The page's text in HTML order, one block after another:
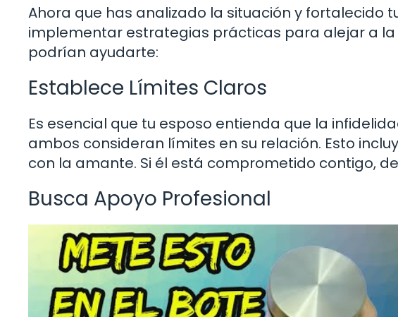
Ahora que has analizado la situación y fortalecido
implementar estrategias prácticas para alejar a
podrían ayudarte:
Establece Límites Claros
Es esencial que tu esposo entienda que la
ambos consideran límites en su relación. Esto
con la amante. Si él está comprometido contigo,
Busca Apoyo Profesional